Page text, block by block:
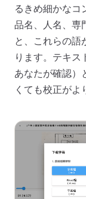
るきめ細かなコ
品名、人名、専
と、これらの語
ります。テキス
あなたが確認）
くても校正がよ